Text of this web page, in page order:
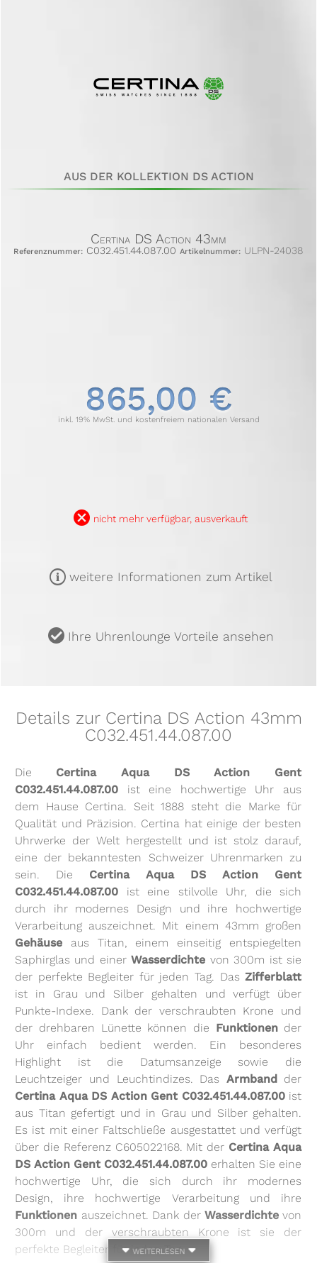
AUS DER KOLLEKTION DS ACTION
Certina DS Action 43mm
Referenznummer: C032.451.44.087.00 Artikelnummer: ULPN-24038
865,00 €
inkl. 19% MwSt. und kostenfreiem nationalen Versand
B nicht mehr verfügbar, ausverkauft
m weitere Informationen zum Artikel
u Ihre Uhrenlounge Vorteile ansehen
Details zur Certina DS Action 43mm
C032.451.44.087.00
Die Certina Aqua DS Action Gent
C032.451.44.087.00 ist eine hochwertige Uhr aus
dem Hause Certina. Seit 1888 steht die Marke für
Qualität und Präzision. Certina hat einige der besten
Uhrwerke der Welt hergestellt und ist stolz darauf,
eine der bekanntesten Schweizer Uhrenmarken zu
sein. Die Certina Aqua DS Action Gent
C032.451.44.087.00 ist eine stilvolle Uhr, die sich
durch ihr modernes Design und ihre hochwertige
Verarbeitung auszeichnet. Mit einem 43mm großen
Gehäuse aus Titan, einem einseitig entspiegelten
Saphirglas und einerWasserdichte von 300m ist sie
der perfekte Begleiter für jeden Tag. DasZifferblatt
ist in Grau und Silber gehalten und verfügt über
Punkte-Indexe. Dank der verschraubten Krone und
der drehbaren Lünette können die Funktionen der
Uhr einfach bedient werden. Ein besonderes
Highlight ist die Datumsanzeige sowie die
Leuchtzeiger und Leuchtindizes. DasArmband der
Certina Aqua DS Action Gent C032.451.44.087.00 ist
aus Titan gefertigt und in Grau und Silber gehalten.
Es ist mit einer Faltschließe ausgestattet und verfügt
über die Referenz C605022168. Mit der Certina Aqua
DS Action Gent C032.451.44.087.00 erhalten Sie eine
hochwertige Uhr, die sich durch ihr modernes
Design, ihre hochwertige Verarbeitung und ihre
Funktionen auszeichnet. Dank derWasserdichte von
300m und der verschraubten Krone ist sie der
perfekte Begleiter für jeden Tag.
weiterlesen